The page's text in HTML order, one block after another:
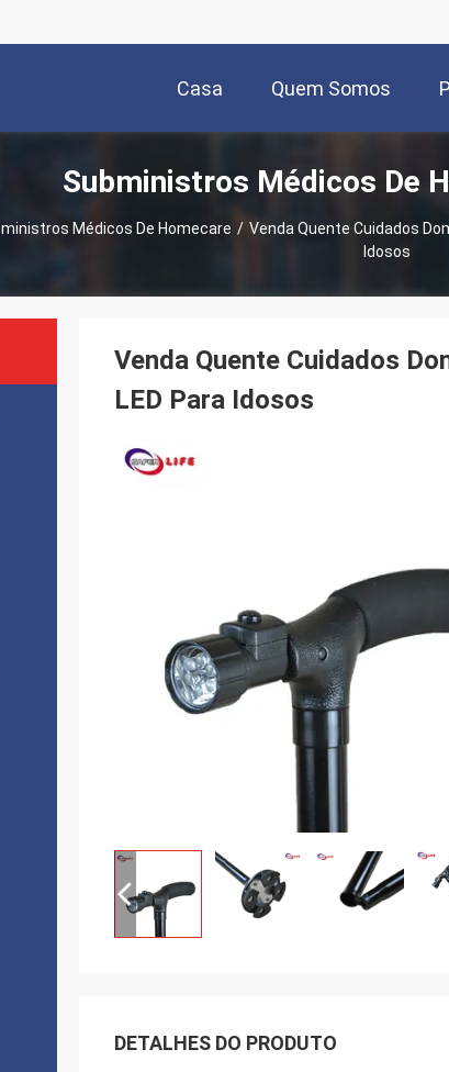
Casa Quem Somos
Subministros Médicos De
Médicos De Homecare / Venda Quente Cuidados
Idosos
Venda Quente Cuidados
LED Para Idosos
DETALHES DO PRODUTO